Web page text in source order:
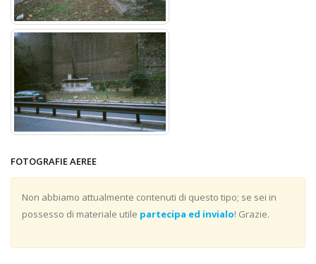
FOTOGRAFIE AEREE
Non abbiamo attualmente contenuti di questo tipo; se sei in
possesso di materiale utile partecipa ed invialo! Grazie.